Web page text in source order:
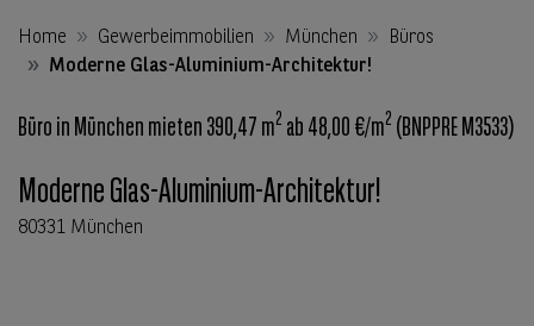
Home Gewerbeimmobilien München
Büros
Moderne Glas-Aluminium-Architektur!
Büro in München mieten 390,47 m2 ab 48,00 €/m2 (BNPPRE M3533)
Moderne Glas-Aluminium-Architektur!
80331 München